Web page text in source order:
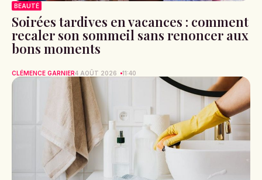
BEAUTÉ
Soirées tardives en vacances : comment
recaler son sommeil sans renoncer aux
bons moments
CLÉMENCE GARNIER4 AOÛT 2026 11:40